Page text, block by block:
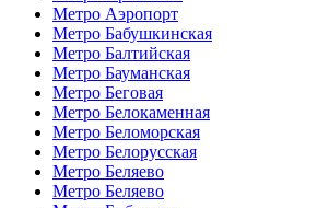
Метро Аэропорт
Метро Бабушкинская
Метро Балтийская
Метро Бауманская
Метро Беговая
Метро Белокаменная
Метро Беломорская
Метро Белорусская
Метро Беляево
Метро Беляево